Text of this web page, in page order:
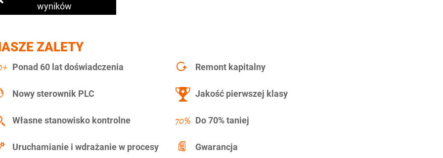
wyników
ZALETY
Ponad 60 lat doświadczenia Remont kapitalny
Nowy sterownik PLC Jakość pierwszej klasy
Własne stanowisko kontrolne Do 70% taniej
Uruchamianie i wdrażanie w procesy Gwarancja